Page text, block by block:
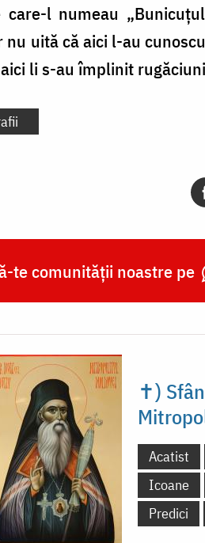
l numeau
nu uită că aici l-au
li s-au împlinit
te comunității noastre pe
✝)
Acatist
Icoane
Predici